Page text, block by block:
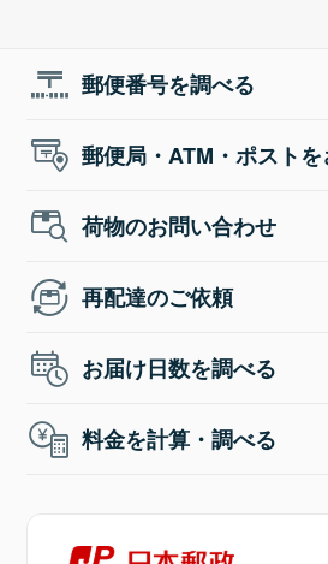
郵便番号を調べる
郵便局・ATM・ポスト
荷物のお問い合わせ
再配達のご依頼
お届け日数を調べる
料金を計算・調べる